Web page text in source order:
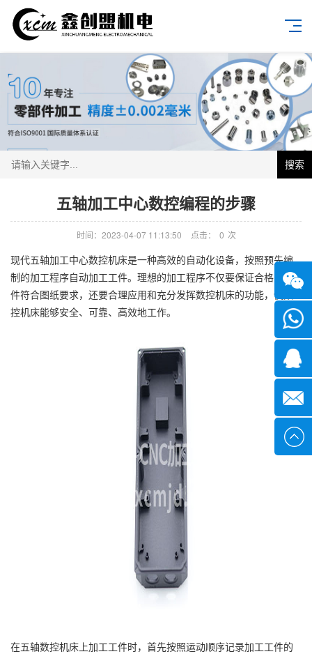
搜索
五轴加工中心数控编程的步骤
时间：2023-04-07 11:13:50 点击： 0 次
现代五轴加工中心数控机床是一种高效的自动化设备，按照预先编
制的加工程序自动加工工件。理想的加工程序不仅要保证合格的工
件符合图纸要求，还要合理应用和充分发挥数控机床的功能，使数
控机床能够安全、可靠、高效地工作。
在五轴数控机床上加工工件时，首先按照运动顺序记录加工工件的
微信